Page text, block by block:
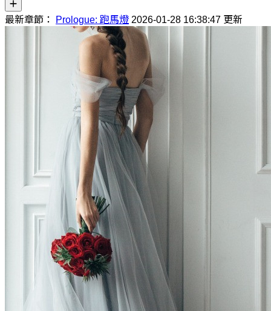
最新章節： Prologue: 跑馬燈 2026-01-28 16:38:47 更新